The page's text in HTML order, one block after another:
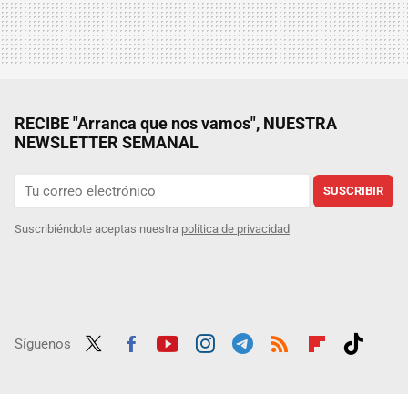
RECIBE "Arranca que nos vamos", NUESTRA
NEWSLETTER SEMANAL
SUSCRIBIR
Suscribiéndote aceptas nuestra política de privacidad
Síguenos